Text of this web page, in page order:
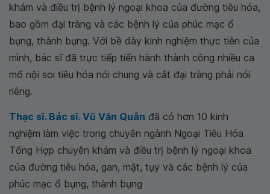
khám và điều trị bệnh lý ngoại khoa của đường tiêu hóa,
bao gồm đại tràng và các bệnh lý của phúc mạc ổ
bụng, thành bụng. Với bề dày kinh nghiệm thực tiễn của
mình, bác sĩ đã trực tiếp tiến hành thành công nhiều ca
mổ nội soi tiêu hóa nói chung và cắt đại tràng phải nói
riêng.
Thạc sĩ. Bác sĩ. Vũ Văn Quân đã có hơn 10 kinh
nghiệm làm việc trong chuyên ngành Ngoại Tiêu Hóa
Tổng Hợp chuyên khám và điều trị bệnh lý ngoại khoa
của đường tiêu hóa, gan, mật, tụy và các bệnh lý của
phúc mạc ổ bụng, thành bụng